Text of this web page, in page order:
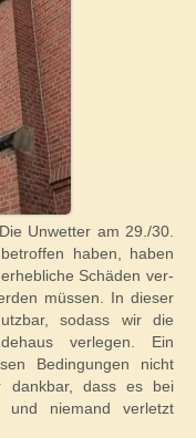
Unwetter am 29./30.
haben, haben
Schäden ver­
müssen. In dieser
sodass wir die
verlegen. Ein
Bedingungen nicht
dankbar, dass es bei
und niemand verletzt